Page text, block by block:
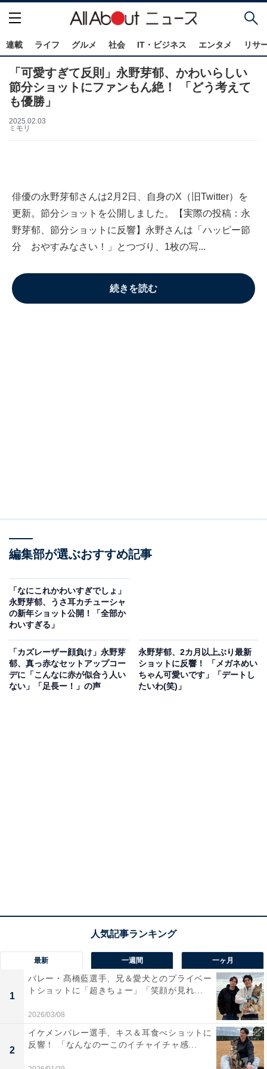
連載 ライフ グルメ 社会 IT・ビジネス エンタメ リサ
「可愛すぎて反則」永野芽郁、かわいらしい
節分ショットにファンもん絶！ 「どう考えて
も優勝」
2025.02.03
ミモリ
俳優の永野芽郁さんは2月2日、自身のX（旧Twitter）を
更新。節分ショットを公開しました。【実際の投稿：永
野芽郁、節分ショットに反響】永野さんは「ハッピー節
分 おやすみなさい！」とつづり、1枚の写...
続きを読む
編集部が選ぶおすすめ記事
「なにこれかわいすぎでしょ」
永野芽郁、うさ耳カチューシャ
の新年ショット公開！「全部か
わいすぎる」
「カズレーザー顔負け」永野芽
郁、真っ赤なセットアップコー
デに「こんなに赤が似合う人い
ない」「足長ー！」の声
永野芽郁、2カ月以上ぶり最新
ショットに反響！ 「メガネめい
ちゃん可愛いです」「デートし
たいわ(笑)」
最新 一週間 一ヶ月
1
バレー・髙橋藍選手、兄＆愛犬とのプライベー
トショットに「超きちょー」「笑顔が見れ...
2026/03/08
2
イケメンバレー選手、キス＆耳食べショットに
反響！ 「なんなのーこのイチャイチャ感...